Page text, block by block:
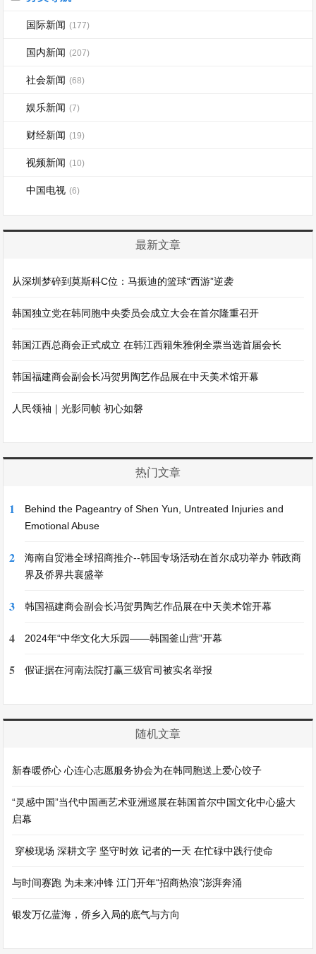
国际新闻 (177)
国内新闻 (207)
社会新闻 (68)
娱乐新闻 (7)
财经新闻 (19)
视频新闻 (10)
中国电视 (6)
最新文章
从深圳梦碎到莫斯科C位：马振迪的篮球“西游”逆袭
韩国独立党在韩同胞中央委员会成立大会在首尔隆重召开
韩国江西总商会正式成立 在韩江西籍朱雅俐全票当选首届会长
韩国福建商会副会长冯贺男陶艺作品展在中天美术馆开幕
人民领袖｜光影同帧 初心如磐
热门文章
1
Behind the Pageantry of Shen Yun, Untreated Injuries and
Emotional Abuse
2
海南自贸港全球招商推介--韩国专场活动在首尔成功举办 韩政商
界及侨界共襄盛举
3 韩国福建商会副会长冯贺男陶艺作品展在中天美术馆开幕
4 2024年“中华文化大乐园——韩国釜山营”开幕
5 假证据在河南法院打赢三级官司被实名举报
随机文章
新春暖侨心 心连心志愿服务协会为在韩同胞送上爱心饺子
“灵感中国”当代中国画艺术亚洲巡展在韩国首尔中国文化中心盛大
启幕
穿梭现场 深耕文字 坚守时效 记者的一天 在忙碌中践行使命
与时间赛跑 为未来冲锋 江门开年“招商热浪”澎湃奔涌
银发万亿蓝海，侨乡入局的底气与方向